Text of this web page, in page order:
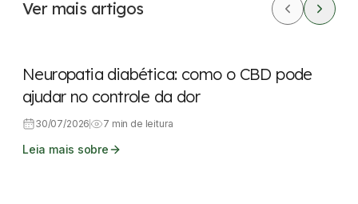
Ver mais artigos
CBD Dores
Neuropatia diabética: como o CBD pode
ajudar no controle da dor
30/07/2026 7 min de leitura
Leia mais sobre